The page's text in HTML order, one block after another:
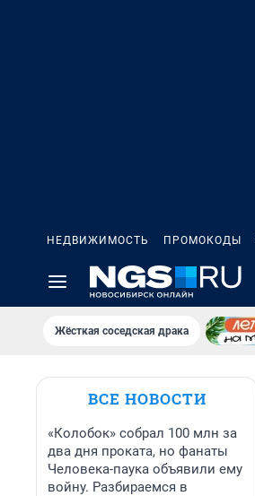
НЕДВИЖИМОСТЬ ПРОМОКОДЫ
Жёсткая соседская драка
ВСЕ НОВОСТИ
«Колобок» собрал 100 млн за
два дня проката, но фанаты
Человека-паука объявили ему
войну. Разбираемся в